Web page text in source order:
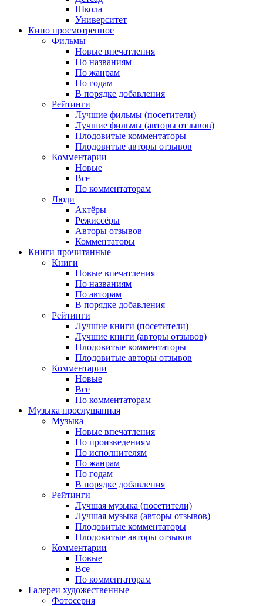
Школа
Университет
Кино просмотренное
Фильмы
Новые впечатления
По названиям
По жанрам
По годам
В порядке добавления
Рейтинги
Лучшие фильмы (посетители)
Лучшие фильмы (авторы отзывов)
Плодовитые комментаторы
Плодовитые авторы отзывов
Комментарии
Новые
Все
По комментаторам
Люди
Актёры
Режиссёры
Авторы отзывов
Комментаторы
Книги прочитанные
Книги
Новые впечатления
По названиям
По авторам
В порядке добавления
Рейтинги
Лучшие книги (посетители)
Лучшие книги (авторы отзывов)
Плодовитые комментаторы
Плодовитые авторы отзывов
Комментарии
Новые
Все
По комментаторам
Музыка прослушанная
Музыка
Новые впечатления
По произведениям
По исполнителям
По жанрам
По годам
В порядке добавления
Рейтинги
Лучшая музыка (посетители)
Лучшая музыка (авторы отзывов)
Плодовитые комментаторы
Плодовитые авторы отзывов
Комментарии
Новые
Все
По комментаторам
Галереи художественные
Фотосерия